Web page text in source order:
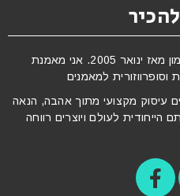
שמי שרית אמיתי ויש לי עסק של אימון מאז ינואר 2005. אני מאמנת
למאמנים
עיסוק מקצועי מתוך אהבה, הנאה
לעולם ויוצרים רווחה